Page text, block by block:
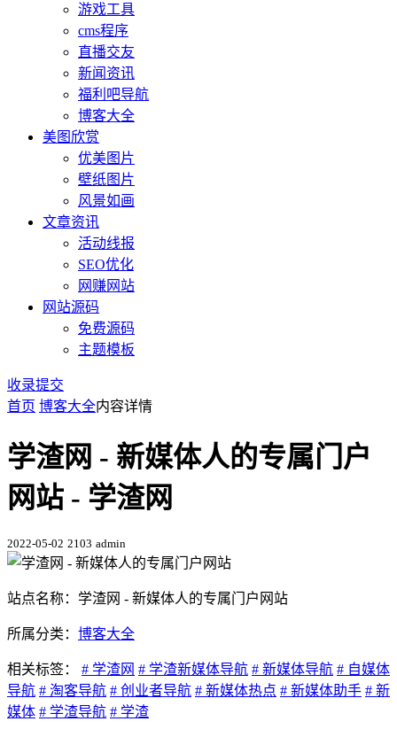
游戏工具
cms程序
直播交友
新闻资讯
福利吧导航
博客大全
美图欣赏
优美图片
壁纸图片
风景如画
文章资讯
活动线报
SEO优化
网赚网站
网站源码
免费源码
主题模板
收录提交
首页 博客大全内容详情
学渣网 - 新媒体人的专属门户
网站 - 学渣网
2022-05-02 2103 admin
站点名称：学渣网 - 新媒体人的专属门户网站
所属分类： 博客大全
相关标签： # 学渣网 # 学渣新媒体导航 # 新媒体导航 # 自媒体
导航 # 淘客导航 # 创业者导航 # 新媒体热点 # 新媒体助手 # 新
媒体 # 学渣导航 # 学渣